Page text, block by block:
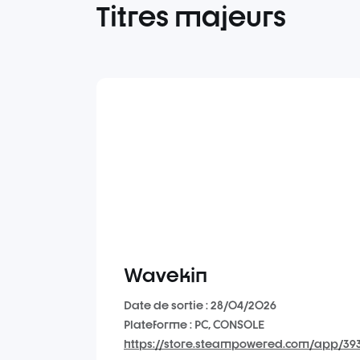
Titres majeurs
Wavekin
Date de sortie : 28/04/2026
Plateforme : PC, CONSOLE
https://store.steampowered.com/app/